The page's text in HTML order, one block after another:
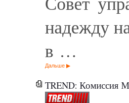
надежду
в …
Дальше
TREND: Комиссия